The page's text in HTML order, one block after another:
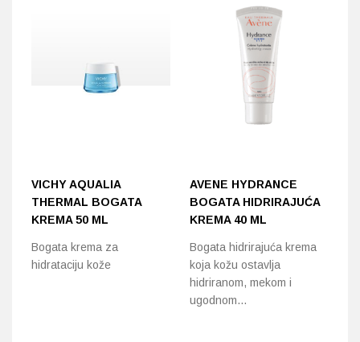
VICHY AQUALIA
THERMAL BOGATA
KREMA 50 ML
Bogata krema za
hidrataciju kože
AVENE HYDRANCE
BOGATA HIDRIRAJUĆA
KREMA 40 ML
Bogata hidrirajuća krema
koja kožu ostavlja
hidriranom, mekom i
ugodnom…